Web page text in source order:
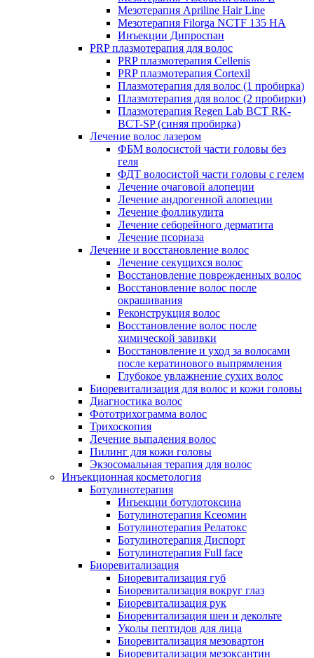
Мезотерапия Apriline Hair Line
Мезотерапия Filorga NCTF 135 HA
Инъекции Дипроспан
PRP плазмотерапия для волос
PRP плазмотерапия Cellenis
PRP плазмотерапия Cortexil
Плазмотерапия для волос (1 пробирка)
Плазмотерапия для волос (2 пробирки)
Плазмотерапия Regen Lab BCT RK-
BCT-SP (синяя пробирка)
Лечение волос лазером
ФБМ волосистой части головы без
геля
ФДТ волосистой части головы с гелем
Лечение очаговой алопеции
Лечение андрогенной алопеции
Лечение фолликулита
Лечение себорейного дерматита
Лечение псориаза
Лечение и восстановление волос
Лечение секущихся волос
Восстановление поврежденных волос
Восстановление волос после
окрашивания
Реконструкция волос
Восстановление волос после
химической завивки
Восстановление и уход за волосами
после кератинового выпрямления
Глубокое увлажнение сухих волос
Биоревитализация для волос и кожи головы
Диагностика волос
Фототрихограмма волос
Трихоскопия
Лечение выпадения волос
Пилинг для кожи головы
Экзосомальная терапия для волос
Инъекционная косметология
Ботулинотерапия
Инъекции ботулотоксина
Ботулинотерапия Ксеомин
Ботулинотерапия Релатокс
Ботулинотерапия Диспорт
Ботулинотерапия Full face
Биоревитализация
Биоревитализация губ
Биоревитализация вокруг глаз
Биоревитализация рук
Биоревитализация шеи и декольте
Уколы пептидов для лица
Биоревитализация мезовартон
Биоревитализация мезоксантин